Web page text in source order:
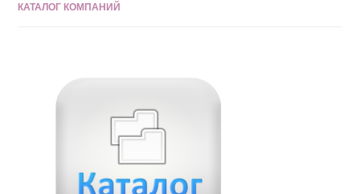
КАТАЛОГ КОМПАНИЙ